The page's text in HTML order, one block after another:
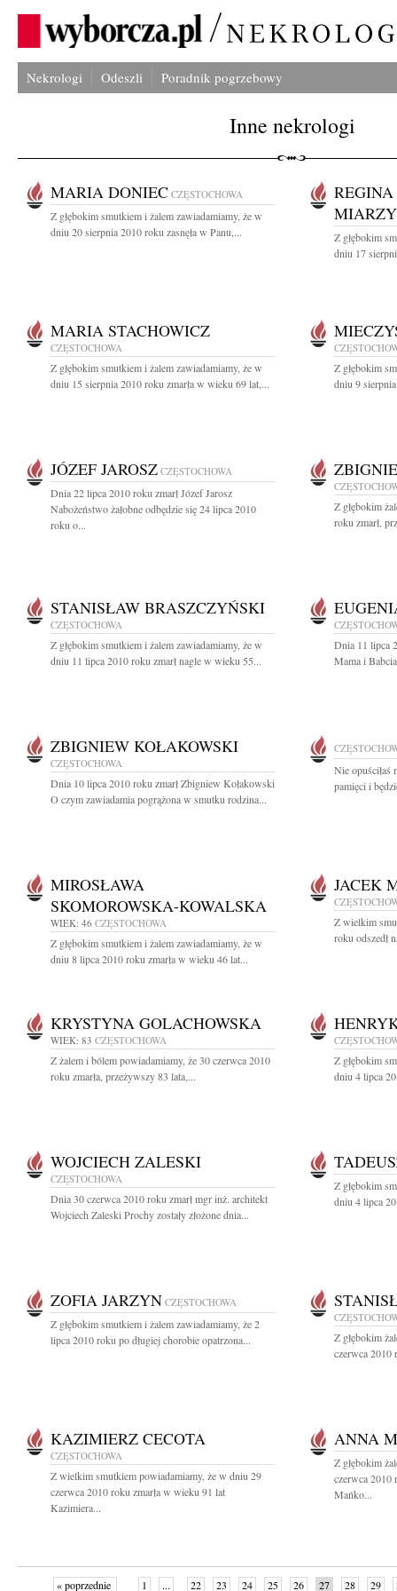
Nekrologi Odeszli Poradnik pogrzebowy
Inne nekrologi
MARIA DONIEC CZĘSTOCHOWA
Z głębokim smutkiem i żalem zawiadamiamy, że w
dniu 20 sierpnia 2010 roku zasnęła w Panu,...
Z głębokim
dniu 17
MARIA STACHOWICZ
CZĘSTOCHOWA
Z głębokim smutkiem i żalem zawiadamiamy, że w
dniu 15 sierpnia 2010 roku zmarła w wieku 69 lat,...
Z głębokim
dniu 9
JÓZEF JAROSZ CZĘSTOCHOWA
Dnia 22 lipca 2010 roku zmarł Józef Jarosz
Nabożeństwo żałobne odbędzie się 24 lipca 2010
roku o...
Z głębokim
roku zmarł,
STANISŁAW BRASZCZYŃSKI
CZĘSTOCHOWA
Z głębokim smutkiem i żalem zawiadamiamy, że w
dniu 11 lipca 2010 roku zmarł nagle w wieku 55...
Dnia 11 lipca
Mama i
ZBIGNIEW KOŁAKOWSKI
CZĘSTOCHOWA
Dnia 10 lipca 2010 roku zmarł Zbigniew Kołakowski
O czym zawiadamia pogrążona w smutku rodzina...
Nie opuściłaś
pamięci i
MIROSŁAWA
SKOMOROWSKA-KOWALSKA
WIEK: 46 CZĘSTOCHOWA
Z głębokim smutkiem i żalem zawiadamiamy, że w
dniu 8 lipca 2010 roku zmarła w wieku 46 lat...
JACEK
Z wielkim
roku odszedł
KRYSTYNA GOLACHOWSKA
WIEK: 83 CZĘSTOCHOWA
Z żalem i bólem powiadamiamy, że 30 czerwca 2010
roku zmarła, przeżywszy 83 lata,...
Z głębokim
dniu 4 lipca
WOJCIECH ZALESKI
CZĘSTOCHOWA
Dnia 30 czerwca 2010 roku zmarł mgr inż. architekt
Wojciech Zaleski Prochy zostały złożone dnia...
Z głębokim
dniu 4 lipca
ZOFIA JARZYN CZĘSTOCHOWA
Z głębokim smutkiem i żalem zawiadamiamy, że 2
lipca 2010 roku po długiej chorobie opatrzona...
Z głębokim
czerwca 2010
KAZIMIERZ CECOTA
CZĘSTOCHOWA
Z wielkim smutkiem powiadamiamy, że w dniu 29
czerwca 2010 roku zmarła w wieku 91 lat
Kazimiera...
ANNA
Z głębokim
czerwca 2010
Mańko...
« poprzednie 1 ... 22 23 24 25 26 27 28 29